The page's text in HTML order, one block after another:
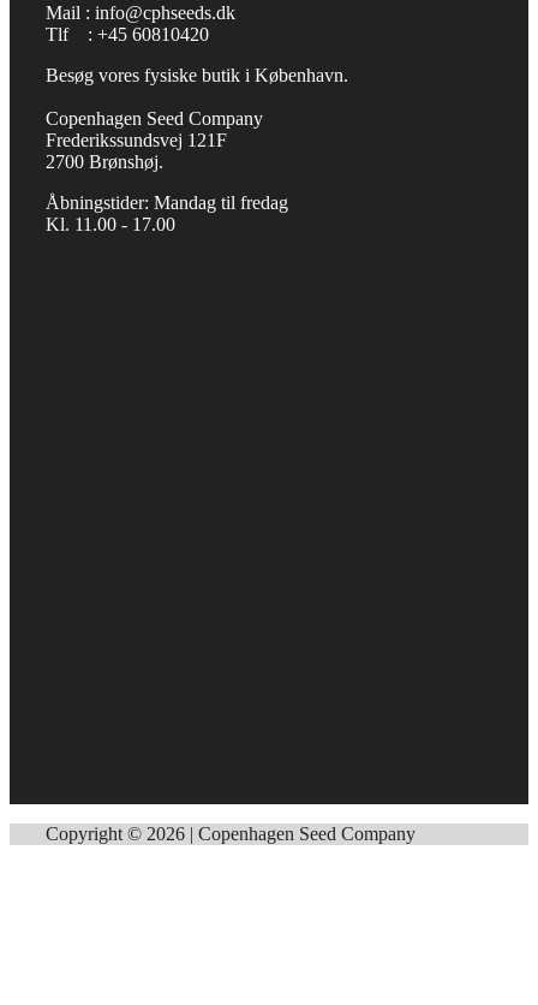
Mail : info@cphseeds.dk
Tlf : +45 60810420
Besøg vores fysiske butik i København.
Copenhagen Seed Company
Frederikssundsvej 121F
2700 Brønshøj.
Åbningstider: Mandag til fredag
Kl. 11.00 - 17.00
Copyright © 2026 | Copenhagen Seed Company